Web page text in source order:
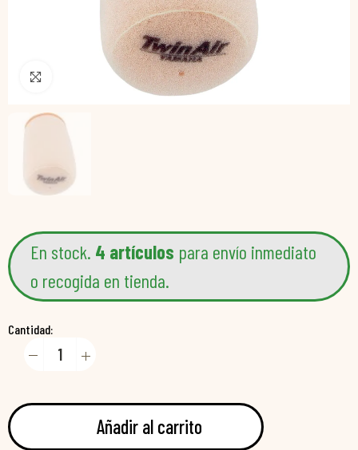
Pincha para agrandar
En stock. 4 artículos para envío inmediato
o recogida en tienda.
Cantidad:
Añadir al carrito